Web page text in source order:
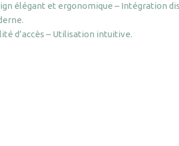
élégant et ergonomique – Intégration
d’accès – Utilisation intuitive.